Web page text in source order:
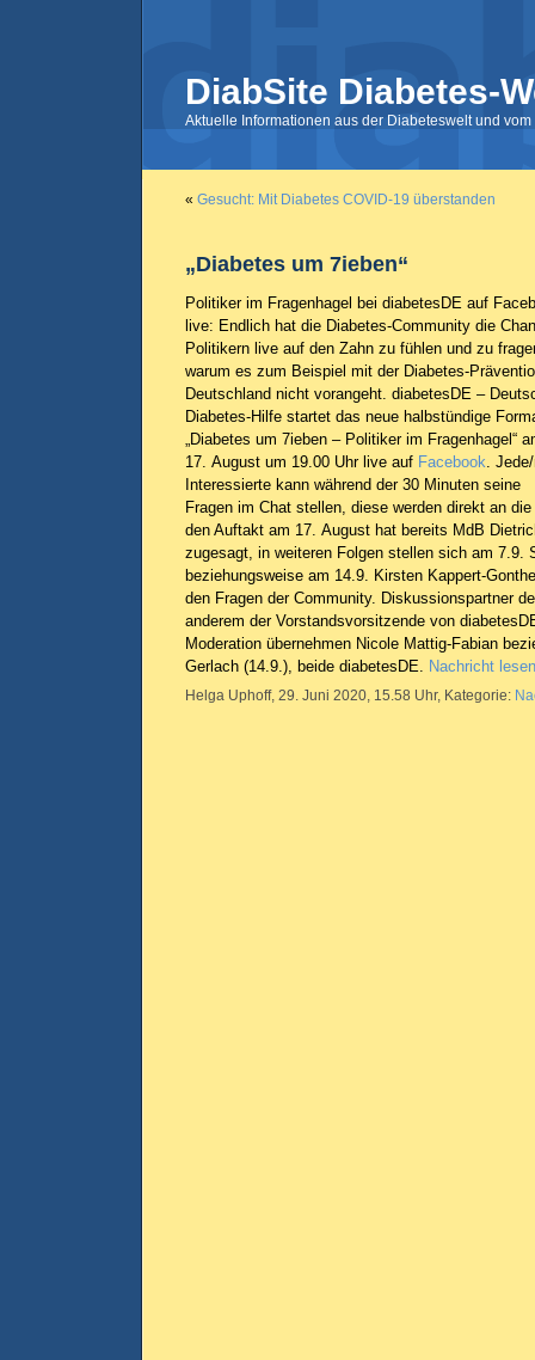
DiabSite Diabetes-
Aktuelle Informationen aus der Diabeteswelt und
« Gesucht: Mit Diabetes COVID-19 überstanden
„Diabetes um 7ieben“
Politiker im Fragenhagel bei diabetesDE auf
live: Endlich hat die Diabetes-Community die
Politikern live auf den Zahn zu fühlen und zu
warum es zum Beispiel mit der Diabetes-
Deutschland nicht vorangeht. diabetesDE –
Diabetes-Hilfe startet das neue halbstündige
„Diabetes um 7ieben – Politiker im Fragenhagel“
17. August um 19.00 Uhr live auf Facebook.
Interessierte kann während der 30 Minuten seine
Fragen im Chat stellen, diese werden direkt an
den Auftakt am 17. August hat bereits MdB
zugesagt, in weiteren Folgen stellen sich am 7.9.
beziehungsweise am 14.9. Kirsten Kappert-
den Fragen der Community. Diskussionspartner
anderem der Vorstandsvorsitzende von
Moderation übernehmen Nicole Mattig-Fabian
Gerlach (14.9.), beide diabetesDE. Nachricht lesen
Helga Uphoff, 29. Juni 2020, 15.58 Uhr, Kategorie: